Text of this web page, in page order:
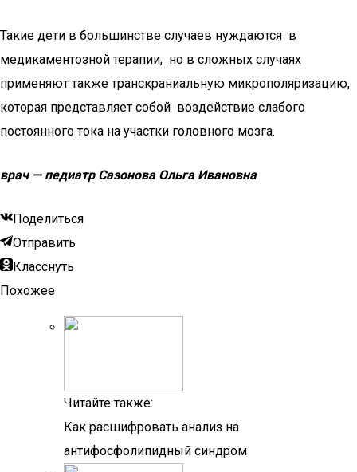
Такие дети в большинстве случаев нуждаются в
медикаментозной терапии, но в сложных случаях
применяют также транскраниальную микрополяризацию,
которая представляет собой воздействие слабого
постоянного тока на участки головного мозга.
врач — педиатр Сазонова Ольга Ивановна
Поделиться
Отправить
Класснуть
Похожее
Читайте также:
Как расшифровать анализ на
антифосфолипидный синдром